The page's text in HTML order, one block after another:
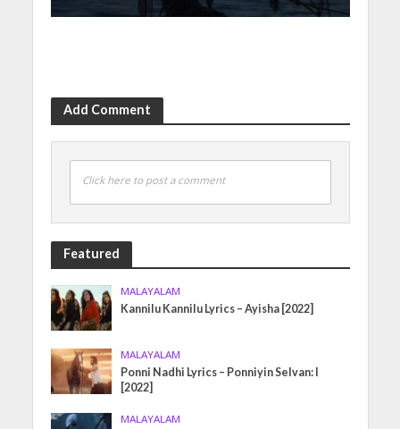
Add Comment
Click here to post a comment
Featured
MALAYALAM
Kannilu Kannilu Lyrics – Ayisha [2022]
MALAYALAM
Ponni Nadhi Lyrics – Ponniyin Selvan: I
[2022]
MALAYALAM